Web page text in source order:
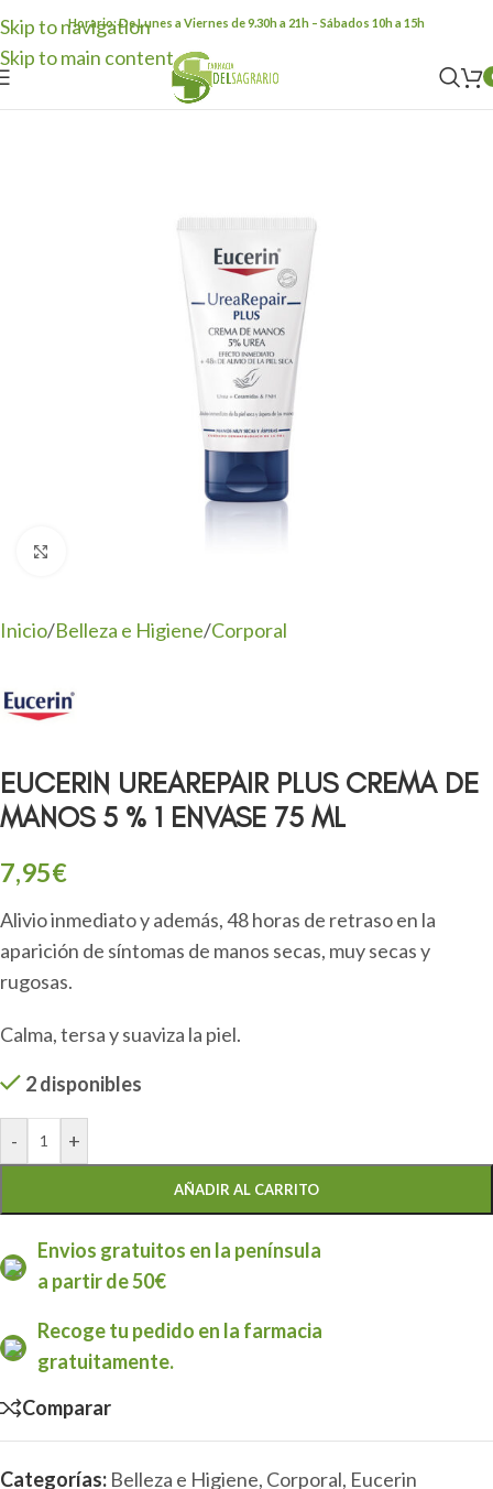
Skip to navigation
Skip to main content
Horario: De Lunes a Viernes de 9.30h a 21h – Sábados 10h a 15h
Inicio/Belleza e Higiene/Corporal
EUCERIN UREAREPAIR PLUS CREMA DE
MANOS 5 % 1 ENVASE 75 ML
7,95€
Alivio inmediato y además, 48 horas de retraso en la
aparición de síntomas de manos secas, muy secas y
rugosas.
Calma, tersa y suaviza la piel.
2 disponibles
- +
AÑADIR AL CARRITO
Envios gratuitos en la península
a partir de 50€
Recoge tu pedido en la farmacia
gratuitamente.
Comparar
Categorías: Belleza e Higiene, Corporal, Eucerin